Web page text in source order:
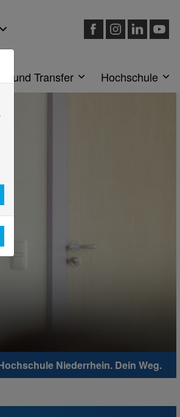
und Transfer Hochschule
Niederrhein. Dein Weg.